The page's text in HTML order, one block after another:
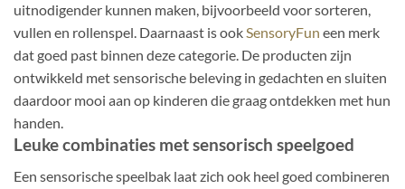
uitnodigender kunnen maken, bijvoorbeeld voor sorteren,
vullen en rollenspel. Daarnaast is ookSensoryFun een merk
dat goed past binnen deze categorie. De producten zijn
ontwikkeld met sensorische beleving in gedachten en sluiten
daardoor mooi aan op kinderen die graag ontdekken met hun
handen.
Leuke combinaties met sensorisch speelgoed
Een sensorische speelbak laat zich ook heel goed combineren